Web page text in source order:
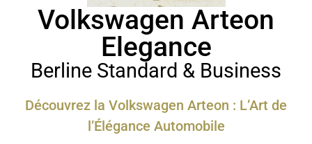
Volkswagen Arteon
Elegance
Berline Standard & Business
Découvrez la Volkswagen Arteon : L’Art de
l’Élégance Automobile